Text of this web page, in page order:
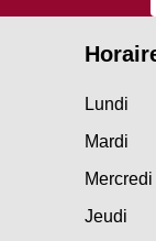
Lundi
Mardi
Mercredi
Jeudi